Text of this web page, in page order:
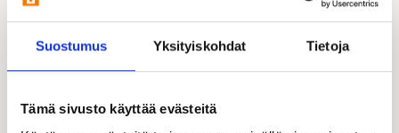
Suostumus Yksityiskohdat Tietoja
Tämä sivusto käyttää evästeitä
henkilötietojasi?
Rekisterinpitäjä ei anna, myy tai muuten paljasta
henkilötietojasi ulkopuolisille kolmansille osapuolille, ellei